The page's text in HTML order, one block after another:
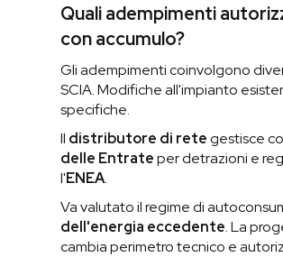
Quali adempimenti
con accumulo?
Gli adempimenti coinvolgono
SCIA. Modifiche all'impianto
specifiche.
Il distributore di retegestisce
delle Entrateper detrazioni e
l'ENEA.
Va valutato il regime di
dell'energia eccedente. La
cambia perimetro tecnico e